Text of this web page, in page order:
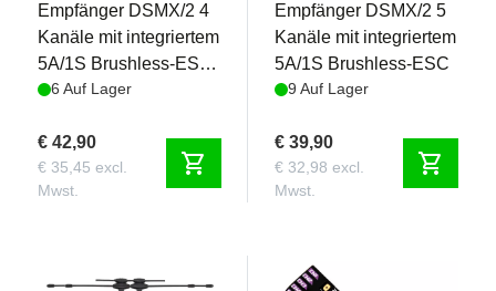
Empfänger DSMX/2 4
Kanäle mit integriertem
5A/1S Brushless-ESC
& 2 linearen Servos
6 Auf Lager
€ 42,90
€ 35,45 excl.
Mwst.
shopping_cart
Empfänger DSMX/2 5
Kanäle mit integriertem
5A/1S Brushless-ESC
9 Auf Lager
€ 39,90
€ 32,98 excl.
Mwst.
shopping_cart